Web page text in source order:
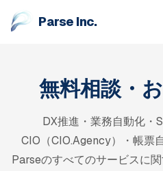
Parse Inc.
無料相談・
DX推進・業務自動化・
CIO（CIO.Agency）・帳票
Parseのすべてのサービスに